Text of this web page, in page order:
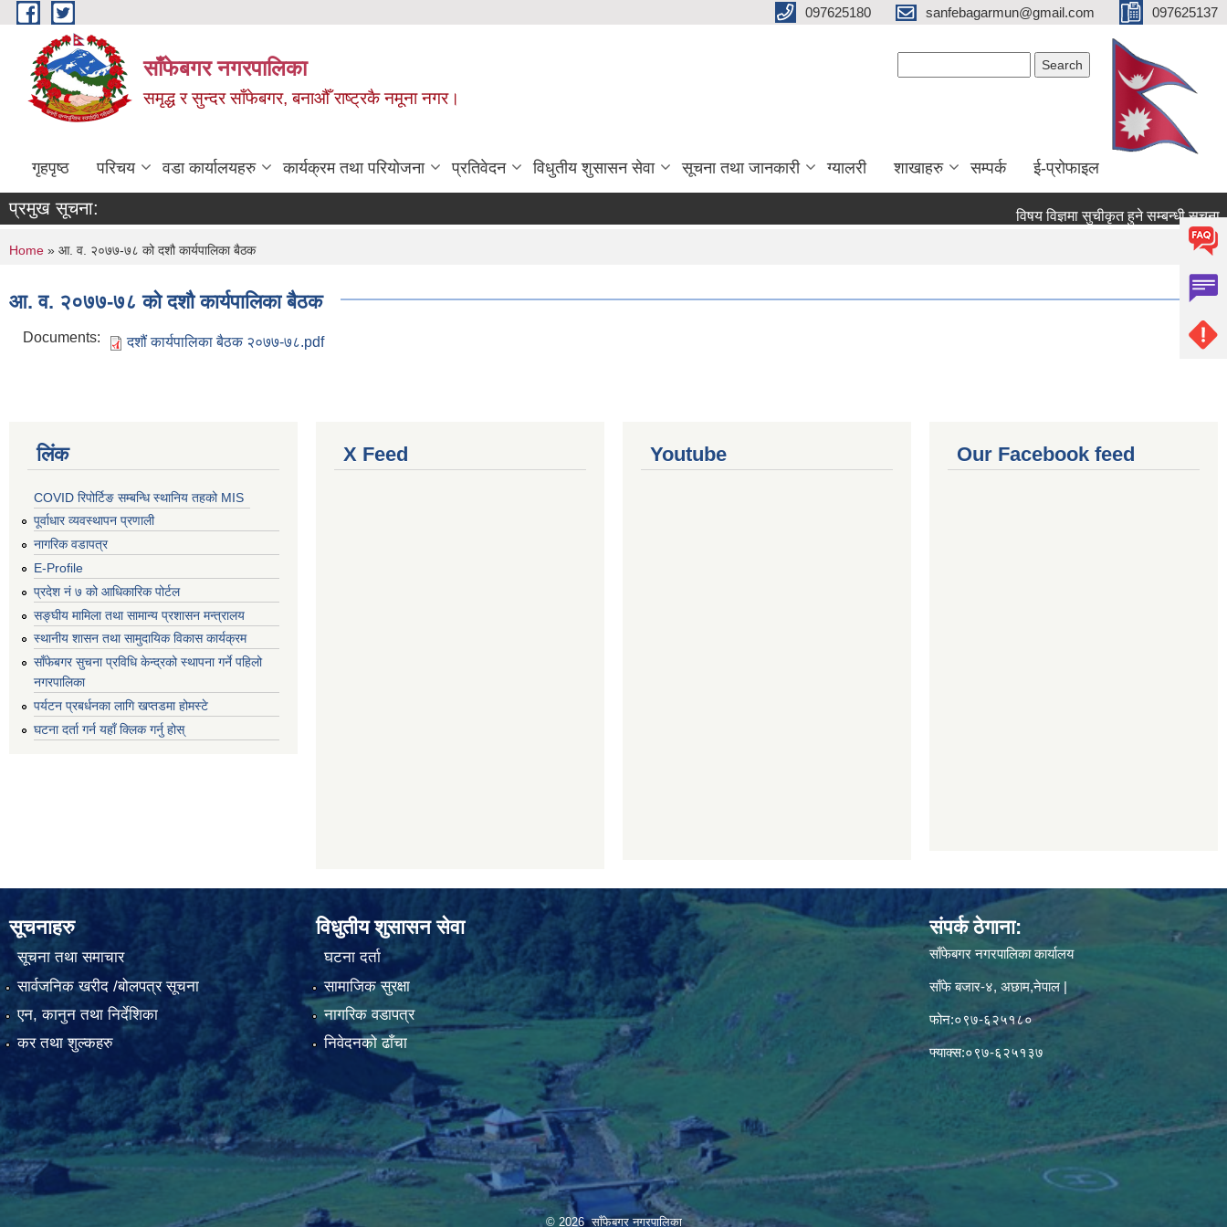
Skip to main content 097625180 sanfebagarmun@gmail.com 097625137
साँफेबगर नगरपालिका
समृद्ध र सुन्दर साँफेबगर, बनाऔँ राष्ट्रकै नमूना नगर।
गृहपृष्ठ परिचय वडा कार्यालयहरु कार्यक्रम तथा परियोजना प्रतिवेदन विधुतीय शुसासन सेवा सूचना तथा जानकारी ग्यालरी शाखाहरु सम्पर्क ई-प्रोफाइल
प्रमुख सूचना: विषय विज्ञमा सुचीकृत हुने सम्बन्धी सूचना ।
You are here
Home » आ. व. २०७७-७८ को दशौ कार्यपालिका बैठक
आ. व. २०७७-७८ को दशौ कार्यपालिका बैठक
Documents: दशौं कार्यपालिका बैठक २०७७-७८.pdf
लिंक
COVID रिपोर्टिङ सम्बन्धि स्थानिय तहको MIS
पूर्वाधार व्यवस्थापन प्रणाली
नागरिक वडापत्र
E-Profile
प्रदेश नं ७ को आधिकारिक पोर्टल
सङ्घीय मामिला तथा सामान्य प्रशासन मन्त्रालय
स्थानीय शासन तथा सामुदायिक विकास कार्यक्रम
साँफेबगर सुचना प्रविधि केन्द्रको स्थापना गर्ने पहिलो
नगरपालिका
पर्यटन प्रबर्धनका लागि खप्तडमा होमस्टे
घटना दर्ता गर्न यहाँ क्लिक गर्नु होस्
X Feed Youtube Our Facebook feed
सूचनाहरु
सूचना तथा समाचार
सार्वजनिक खरीद /बोलपत्र सूचना
एन, कानुन तथा निर्देशिका
कर तथा शुल्कहरु
विधुतीय शुसासन सेवा
घटना दर्ता
सामाजिक सुरक्षा
नागरिक वडापत्र
निवेदनको ढाँचा
संपर्क ठेगाना:
साँफेबगर नगरपालिका कार्यालय
साँफे बजार-४, अछाम,नेपाल |
फोन:०९७-६२५१८०
फ्याक्स:०९७-६२५१३७
© 2026 साँफेबगर नगरपालिका